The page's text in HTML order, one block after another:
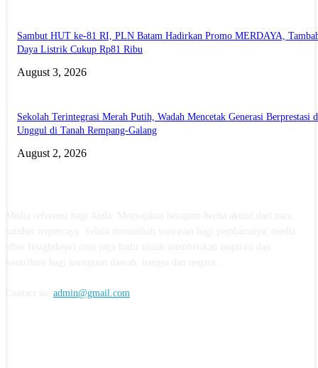
Sambut HUT ke-81 RI, PLN Batam Hadirkan Promo MERDAYA,
Daya Listrik Cukup Rp81 Ribu
August 3, 2026
Sekolah Terintegrasi Merah Putih, Wadah Mencetak Generasi Berprestasi
Unggul di Tanah Rempang-Galang
August 2, 2026
admin@gmail.com